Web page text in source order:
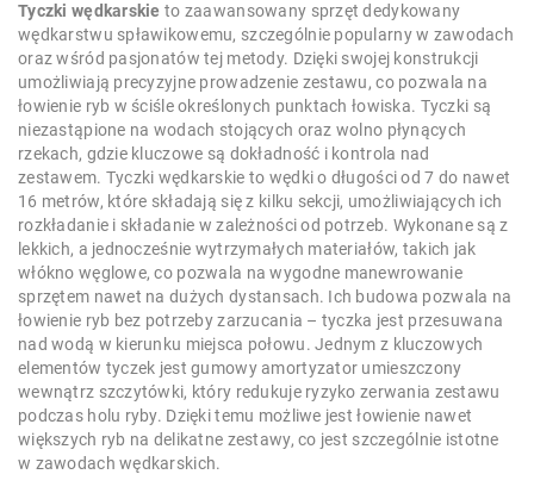
Tyczki wędkarskie to zaawansowany sprzęt dedykowany
wędkarstwu spławikowemu, szczególnie popularny w zawodach
oraz wśród pasjonatów tej metody. Dzięki swojej konstrukcji
umożliwiają precyzyjne prowadzenie zestawu, co pozwala na
łowienie ryb w ściśle określonych punktach łowiska. Tyczki są
niezastąpione na wodach stojących oraz wolno płynących
rzekach, gdzie kluczowe są dokładność i kontrola nad
zestawem. Tyczki wędkarskie to wędki o długości od 7 do nawet
16 metrów, które składają się z kilku sekcji, umożliwiających ich
rozkładanie i składanie w zależności od potrzeb. Wykonane są z
lekkich, a jednocześnie wytrzymałych materiałów, takich jak
włókno węglowe, co pozwala na wygodne manewrowanie
sprzętem nawet na dużych dystansach. Ich budowa pozwala na
łowienie ryb bez potrzeby zarzucania – tyczka jest przesuwana
nad wodą w kierunku miejsca połowu. Jednym z kluczowych
elementów tyczek jest gumowy amortyzator umieszczony
wewnątrz szczytówki, który redukuje ryzyko zerwania zestawu
podczas holu ryby. Dzięki temu możliwe jest łowienie nawet
większych ryb na delikatne zestawy, co jest szczególnie istotne
w zawodach wędkarskich.